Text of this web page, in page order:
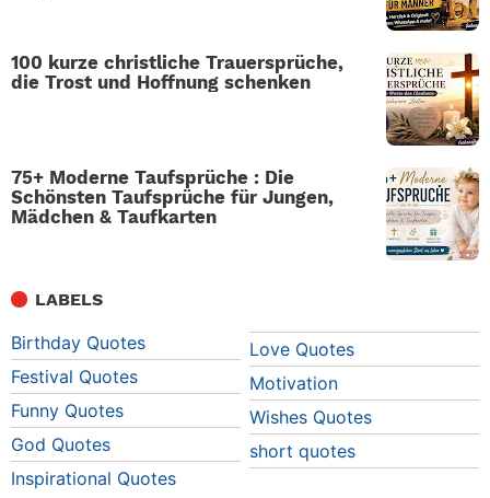
100 kurze christliche Trauersprüche,
die Trost und Hoffnung schenken
75+ Moderne Taufsprüche : Die
Schönsten Taufsprüche für Jungen,
Mädchen & Taufkarten
LABELS
Birthday Quotes
Festival Quotes
Funny Quotes
God Quotes
Inspirational Quotes
Love Quotes
Motivation
Wishes Quotes
short quotes